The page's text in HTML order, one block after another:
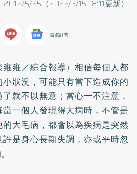
2012/5/25（2022/3/15 18:11更新）
追蹤訂閱
雍雍／綜合報導）相信每個人都
狀況，可能只有當下造成你的
就不以無意；當心一不注意，
一個人發現得大病時，不管是
的大毛病，都會以為疾病是突然
是身心長期失調，亦或平時忽